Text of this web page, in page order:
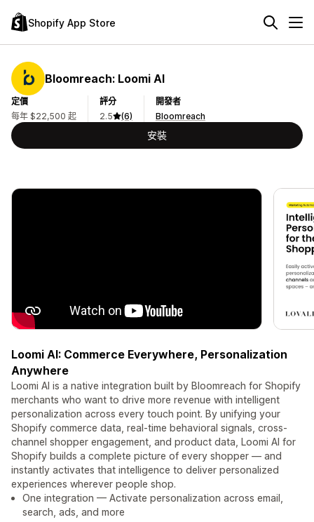
Shopify App Store
Bloomreach: Loomi AI
定價
每年 $22,500 起
評分
2.5
(6)
開發者
Bloomreach
安裝
Loomi AI: Commerce Everywhere, Personalization
Anywhere
Loomi AI is a native integration built by Bloomreach for Shopify
merchants who want to drive more revenue with intelligent
personalization across every touch point. By unifying your
Shopify commerce data, real-time behavioral signals, cross-
channel shopper engagement, and product data, Loomi AI for
Shopify builds a complete picture of every shopper — and
instantly activates that intelligence to deliver personalized
experiences wherever people shop.
One integration — Activate personalization across email,
search, ads, and more